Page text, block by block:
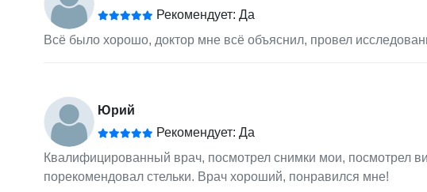
Рекомендует: Да
Всё было хорошо, доктор мне всё объяснил, провел
Юрий
Рекомендует: Да
Квалифицированный врач, посмотрел снимки мои, посмотрел
порекомендовал стельки. Врач хороший, понравился мне!